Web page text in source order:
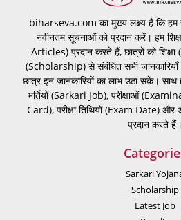
biharseva.com का मुख्य लक्ष्य है कि हम
नवीनतम सूचनाओं को प्रदान करें। हम
Articles) प्रदान करते हैं, छात्रों को
(Scholarship) से संबंधित सभी जानकारियाँ
छात्र इन जानकारियों का लाभ उठा सकें। साथ
भर्तियों (Sarkari Job), परीक्षाओं
Card), परीक्षा तिथियों (Exam Date) और
प्रदान करते हैं।
Sarkari
Scholarship
Latest Job